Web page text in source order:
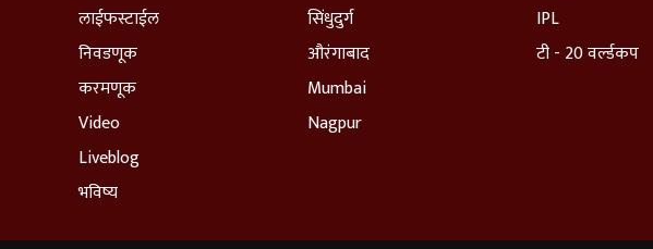
लाईफस्टाईल
निवडणूक
करमणूक
Video
Liveblog
भविष्य
सिंधुदुर्ग
औरंगाबाद
Mumbai
Nagpur
IPL
टी - 20 वर्ल्डकप